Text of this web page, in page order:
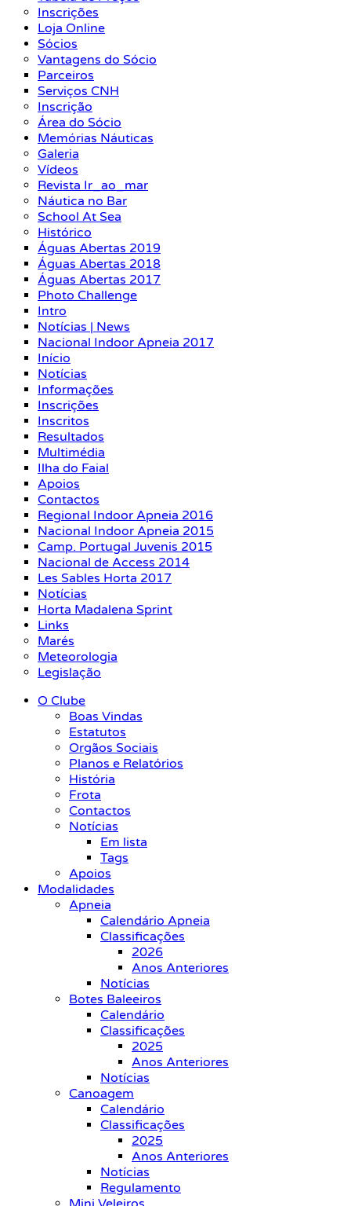
Inscrições
Loja Online
Sócios
Vantagens do Sócio
Parceiros
Serviços CNH
Inscrição
Área do Sócio
Memórias Náuticas
Galeria
Vídeos
Revista Ir_ao_mar
Náutica no Bar
School At Sea
Histórico
Águas Abertas 2019
Águas Abertas 2018
Águas Abertas 2017
Photo Challenge
Intro
Notícias | News
Nacional Indoor Apneia 2017
Início
Notícias
Informações
Inscrições
Inscritos
Resultados
Multimédia
Ilha do Faial
Apoios
Contactos
Regional Indoor Apneia 2016
Nacional Indoor Apneia 2015
Camp. Portugal Juvenis 2015
Nacional de Access 2014
Les Sables Horta 2017
Notícias
Horta Madalena Sprint
Links
Marés
Meteorologia
Legislação
O Clube
Boas Vindas
Estatutos
Orgãos Sociais
Planos e Relatórios
História
Frota
Contactos
Notícias
Em lista
Tags
Apoios
Modalidades
Apneia
Calendário Apneia
Classificações
2026
Anos Anteriores
Notícias
Botes Baleeiros
Calendário
Classificações
2025
Anos Anteriores
Notícias
Canoagem
Calendário
Classificações
2025
Anos Anteriores
Notícias
Regulamento